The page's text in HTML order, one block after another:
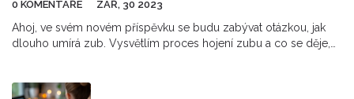
0 KOMENTÁŘE ZÁŘ, 30 2023
Ahoj, ve svém novém příspěvku se budu zabývat otázkou, jak
dlouho umírá zub. Vysvětlím proces hojení zubu a co se děje,
důležité téma, kterému bychom měli věnovat více pozornosti ve